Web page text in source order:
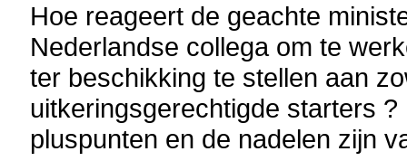
Hoe reageert de geachte
Nederlandse collega om te
ter beschikking te stellen aan
uitkeringsgerechtigde starters
pluspunten en de nadelen zijn